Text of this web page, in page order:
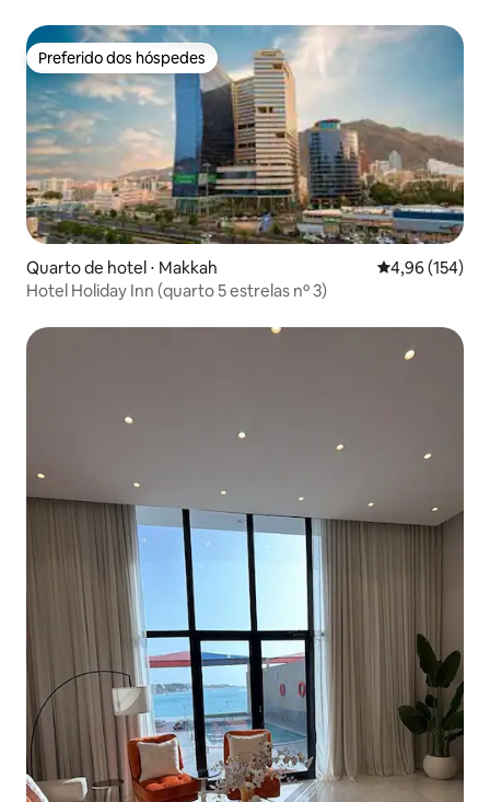
Preferido dos hóspedes
Preferido dos hóspedes
Quarto de hotel ⋅ Makkah 4,96 de uma
4,96 (154)
Hotel Holiday Inn (quarto 5 estrelas nº 3)